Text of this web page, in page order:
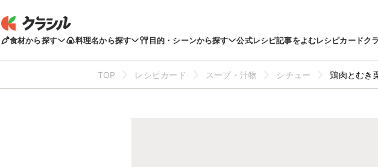
食材から探す 料理名から探す 目的・シーンから探す 公式レシピ記事をよむレシピカードク
TOP レシピカード スープ・汁物 シチュー 鶏肉とむき